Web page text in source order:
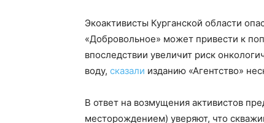
Экоактивисты Курганской области
«Добровольное» может привести к
впоследствии увеличит риск
воду, сказали изданию «Агентство»
В ответ на возмущения активистов
месторождением) уверяют, что